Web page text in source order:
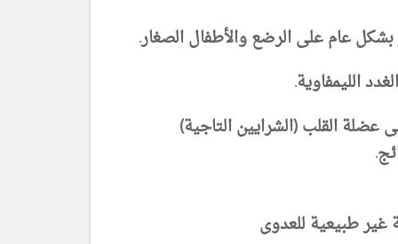
عام على الرضع والأطفال الصغار.
الليمفاوية.
عضلة القلب (الشرايين التاجية)
طبيعية للعدوى